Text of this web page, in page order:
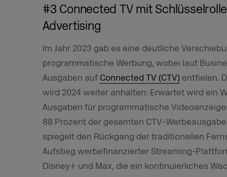
#3 Connected TV mit
Advertising
Im Jahr 2023 gab es eine deutliche
programmatische Werbung, wobei laut
Ausgaben auf Connected TV (CTV) entfielen.
wird 2024 weiter anhalten: Erwartet wird ein
Ausgaben für programmatische
88 Prozent der gesamten CTV-
spiegelt den Rückgang der traditionellen
Aufstieg werbefinanzierter Streaming-
Disney+ und Max, die ein kontinuierliches